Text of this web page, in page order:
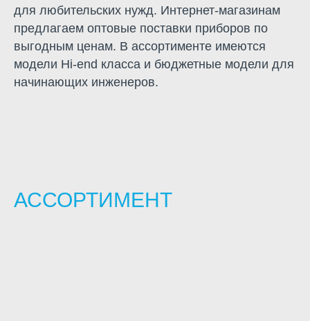
для любительских нужд. Интернет-магазинам
предлагаем оптовые поставки приборов по
выгодным ценам. В ассортименте имеются
модели Hi-end класса и бюджетные модели для
начинающих инженеров.
АССОРТИМЕНТ